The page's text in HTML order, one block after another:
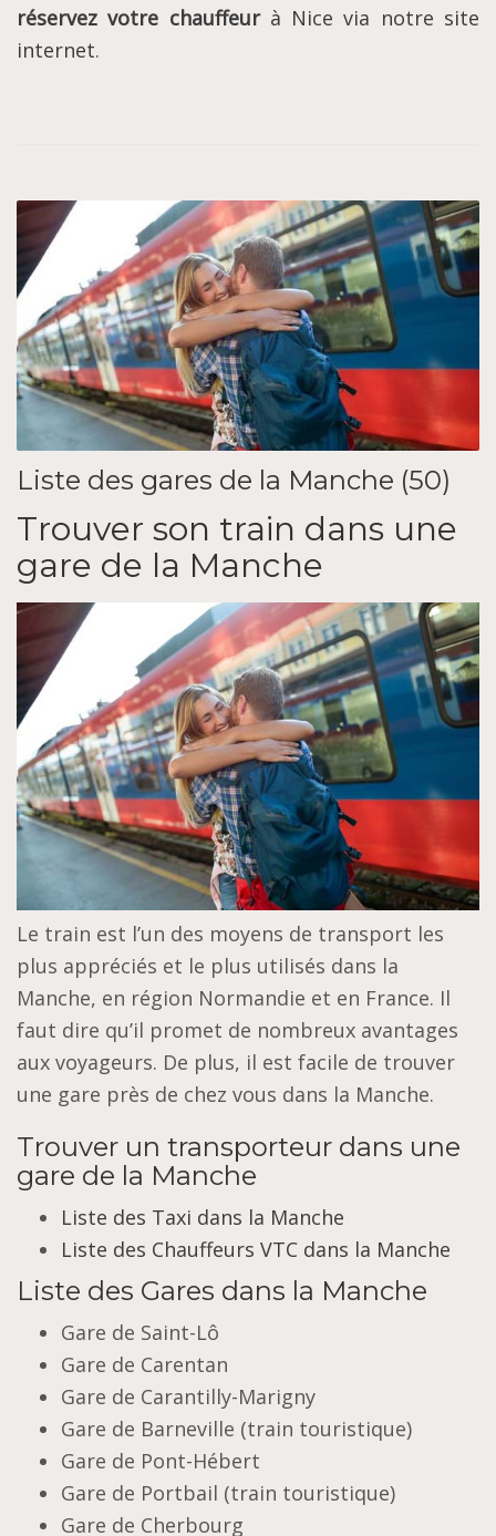
réservez votre chauffeurà Nice via notre site
internet.
Liste des gares de la Manche (50)
Trouver son train dans une
gare de la Manche
Le train est l’un des moyens de transport les
plus appréciés et le plus utilisés dans la
Manche, en région Normandie et en France. Il
faut dire qu’il promet de nombreux avantages
aux voyageurs. De plus, il est facile de trouver
une gare près de chez vous dans la Manche.
Trouver un transporteur dans une
gare de la Manche
Liste des Taxi dans la Manche
Liste des Chauffeurs VTC dans la Manche
Liste des Gares dans la Manche
Gare de Saint-Lô
Gare de Carentan
Gare de Carantilly-Marigny
Gare de Barneville (train touristique)
Gare de Pont-Hébert
Gare de Portbail (train touristique)
Gare de Cherbourg